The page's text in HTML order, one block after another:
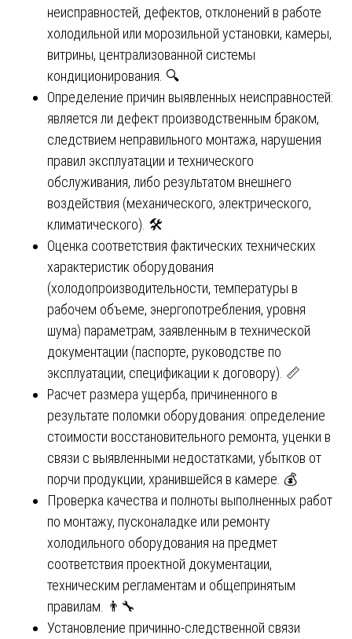
неисправностей, дефектов, отклонений в работе
холодильной или морозильной установки, камеры,
витрины, централизованной системы
кондиционирования. 🔍
Определение причин выявленных неисправностей:
является ли дефект производственным браком,
следствием неправильного монтажа, нарушения
правил эксплуатации и технического
обслуживания, либо результатом внешнего
воздействия (механического, электрического,
климатического). 🛠️
Оценка соответствия фактических технических
характеристик оборудования
(холодопроизводительности, температуры в
рабочем объеме, энергопотребления, уровня
шума) параметрам, заявленным в технической
документации (паспорте, руководстве по
эксплуатации, спецификации к договору). 📏
Расчет размера ущерба, причиненного в
результате поломки оборудования: определение
стоимости восстановительного ремонта, уценки в
связи с выявленными недостатками, убытков от
порчи продукции, хранившейся в камере. 💰
Проверка качества и полноты выполненных работ
по монтажу, пусконаладке или ремонту
холодильного оборудования на предмет
соответствия проектной документации,
техническим регламентам и общепринятым
правилам. 👨🔧
Установление причинно-следственной связи